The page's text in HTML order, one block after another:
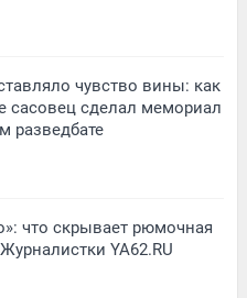
чувство вины: как
сделал мемориал
разведбате
что скрывает рюмочная
YA62.RU